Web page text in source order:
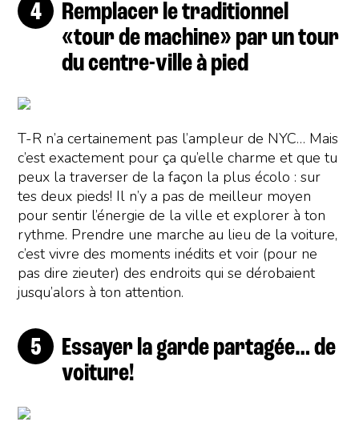
Remplacer le traditionnel
«tour de machine» par un tour
du centre-ville à pied
T-R n’a certainement pas l’ampleur de NYC… Mais
c’est exactement pour ça qu’elle charme et que tu
peux la traverser de la façon la plus écolo : sur
tes deux pieds! Il n’y a pas de meilleur moyen
pour sentir l’énergie de la ville et explorer à ton
rythme. Prendre une marche au lieu de la voiture,
c’est vivre des moments inédits et voir (pour ne
pas dire zieuter) des endroits qui se dérobaient
jusqu’alors à ton attention.
Essayer la garde partagée… de
voiture!